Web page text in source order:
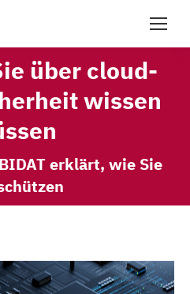
über cloud-
wissen
erklärt, wie Sie